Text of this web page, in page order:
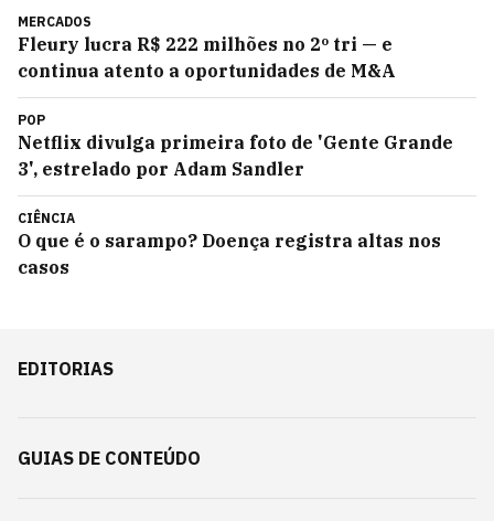
MERCADOS
Fleury lucra R$ 222 milhões no 2º tri — e
continua atento a oportunidades de M&A
POP
Netflix divulga primeira foto de 'Gente Grande
3', estrelado por Adam Sandler
CIÊNCIA
O que é o sarampo? Doença registra altas nos
casos
EDITORIAS
GUIAS DE CONTEÚDO